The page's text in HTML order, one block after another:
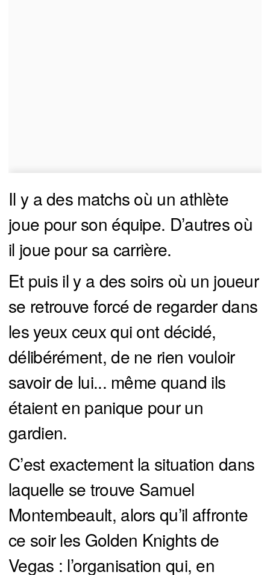
Il y a des matchs où un athlète
joue pour son équipe. D’autres où
il joue pour sa carrière.
Et puis il y a des soirs où un joueur
se retrouve forcé de regarder dans
les yeux ceux qui ont décidé,
délibérément, de ne rien vouloir
savoir de lui... même quand ils
étaient en panique pour un
gardien.
C’est exactement la situation dans
laquelle se trouve Samuel
Montembeault, alors qu’il affronte
ce soir les Golden Knights de
Vegas : l’organisation qui, en